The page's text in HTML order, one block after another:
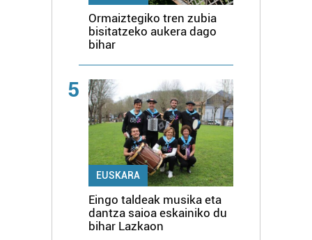
Ormaiztegiko tren zubia
bisitatzeko aukera dago
bihar
5
EUSKARA
Eingo taldeak musika eta
dantza saioa eskainiko du
bihar Lazkaon